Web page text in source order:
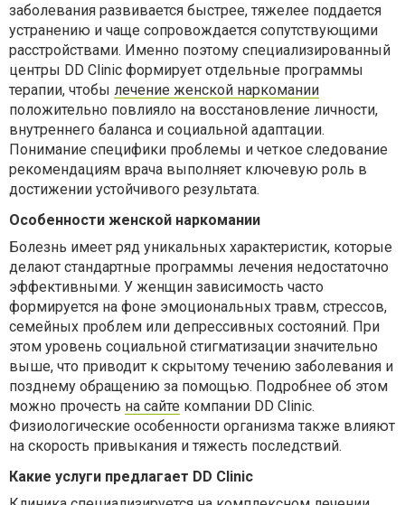
заболевания развивается быстрее, тяжелее поддается
устранению и чаще сопровождается сопутствующими
расстройствами. Именно поэтому специализированный
центры DD Clinic формирует отдельные программы
терапии, чтобы лечение женской наркомании
положительно повлияло на восстановление личности,
внутреннего баланса и социальной адаптации.
Понимание специфики проблемы и четкое следование
рекомендациям врача выполняет ключевую роль в
достижении устойчивого результата.
Особенности женской наркомании
Болезнь имеет ряд уникальных характеристик, которые
делают стандартные программы лечения недостаточно
эффективными. У женщин зависимость часто
формируется на фоне эмоциональных травм, стрессов,
семейных проблем или депрессивных состояний. При
этом уровень социальной стигматизации значительно
выше, что приводит к скрытому течению заболевания и
позднему обращению за помощью. Подробнее об этом
можно прочесть на сайте компании DD Clinic.
Физиологические особенности организма также влияют
на скорость привыкания и тяжесть последствий.
Какие услуги предлагает DD Clinic